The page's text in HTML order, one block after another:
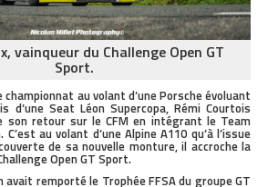
vainqueur du Challenge Open GT
Sport.
championnat au volant d’une Porsche évoluant
d’une Seat Léon Supercopa, Rémi Courtois
son retour sur le CFM en intégrant le Team
au volant d’une Alpine A110 qu’à l’issue
de sa nouvelle monture, il accroche la
Open GT Sport.
avait remporté le Trophée FFSA du groupe GT